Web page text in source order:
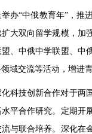
办“中俄教育年”，推
大双向留学规模，加
、中俄中学联盟、中
域交流等活动，增进
科技创新合作对于两
平合作研究。定期开
与联合培养。深化在